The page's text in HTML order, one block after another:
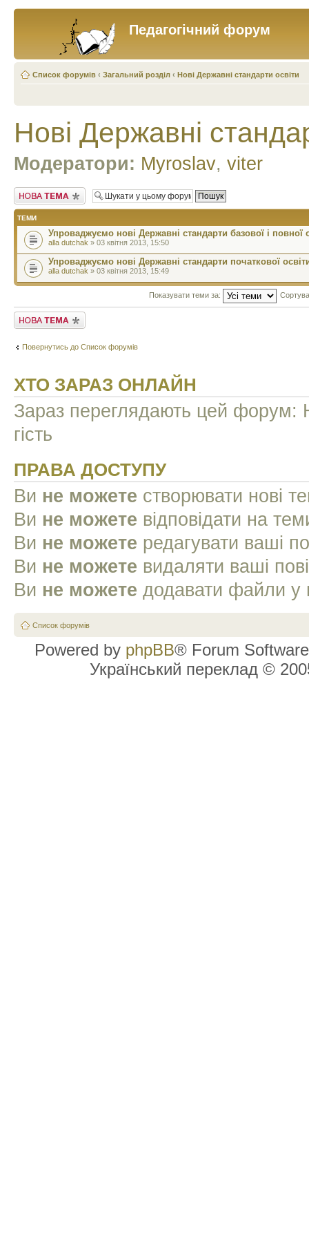
Педагогічний форум
Список форумів ‹ Загальний розділ ‹ Нові Державні стандарти освіти
Нові Державні
Модератори: Myroslav, viter
Створити нову тему
ТЕМИ
Упроваджуємо нові Державні стандарти базової і повної
alla dutchak » 03 квітня 2013, 15:50
Упроваджуємо нові Державні стандарти початкової
alla dutchak » 03 квітня 2013, 15:49
Показувати теми за:
Створити нову тему
Повернутись до Список форумів
ХТО ЗАРАЗ ОНЛАЙН
Зараз переглядають цей форум:
гість
ПРАВА ДОСТУПУ
Ви не можете створювати нові
Ви не можете відповідати на
Ви не можете редагувати ваші
Ви не можете видаляти ваші
Ви не можете додавати файли у
Список форумів
Powered by phpBB® Forum
Український переклад ©